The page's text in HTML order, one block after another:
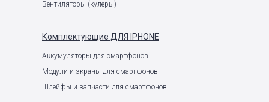
Вентиляторы (кулеры)
Комплектующие ДЛЯ IPHONE
Аккумуляторы для смартфонов
Модули и экраны для смартфонов
Шлейфы и запчасти для смартфонов